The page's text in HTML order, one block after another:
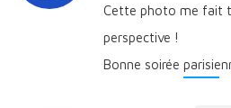
Cette photo me fait
perspective !
Bonne soirée